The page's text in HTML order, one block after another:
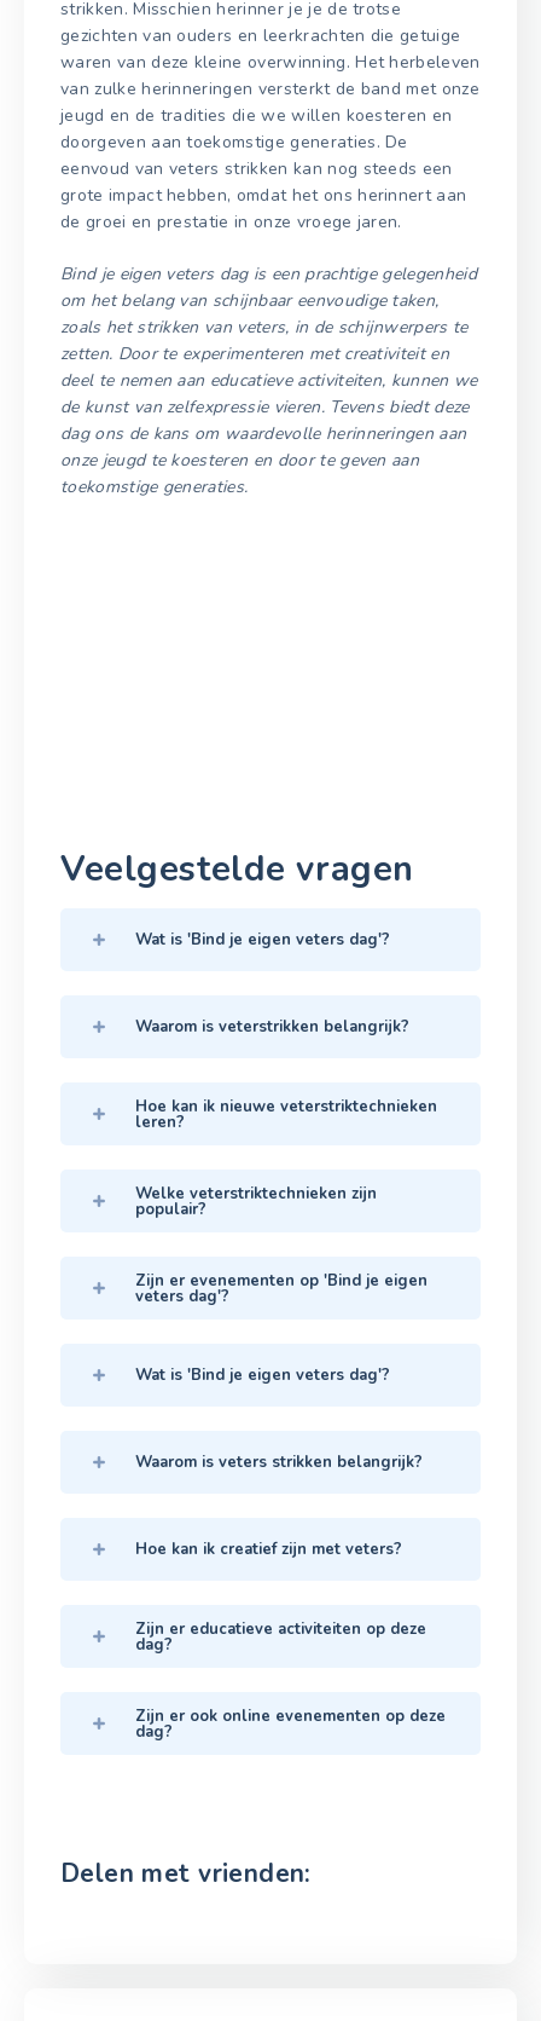
strikken. Misschien herinner je je de trotse
gezichten van ouders en leerkrachten die getuige
waren van deze kleine overwinning. Het herbeleven
van zulke herinneringen versterkt de band met onze
jeugd en de tradities die we willen koesteren en
doorgeven aan toekomstige generaties. De
eenvoud van veters strikken kan nog steeds een
grote impact hebben, omdat het ons herinnert aan
de groei en prestatie in onze vroege jaren.
Bind je eigen veters dag is een prachtige gelegenheid
om het belang van schijnbaar eenvoudige taken,
zoals het strikken van veters, in de schijnwerpers te
zetten. Door te experimenteren met creativiteit en
deel te nemen aan educatieve activiteiten, kunnen we
de kunst van zelfexpressie vieren. Tevens biedt deze
dag ons de kans om waardevolle herinneringen aan
onze jeugd te koesteren en door te geven aan
toekomstige generaties.
Veelgestelde vragen
Wat is 'Bind je eigen veters dag'?
Waarom is veterstrikken belangrijk?
Hoe kan ik nieuwe veterstriktechnieken
leren?
Welke veterstriktechnieken zijn
populair?
Zijn er evenementen op 'Bind je eigen
veters dag'?
Wat is 'Bind je eigen veters dag'?
Waarom is veters strikken belangrijk?
Hoe kan ik creatief zijn met veters?
Zijn er educatieve activiteiten op deze
dag?
Zijn er ook online evenementen op deze
dag?
Delen met vrienden: